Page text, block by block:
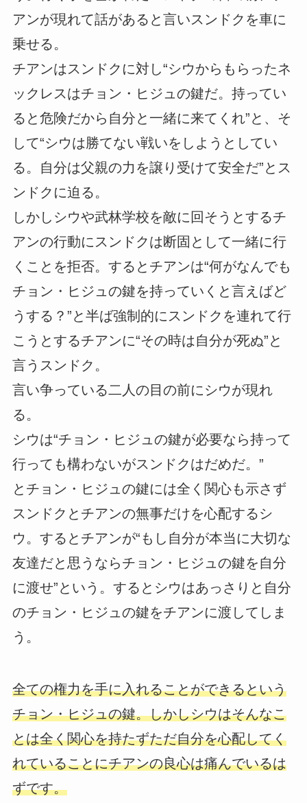
アンが現れて話があると言いスンドクを車に
乗せる。
チアンはスンドクに対し“シウからもらったネ
ックレスはチョン・ヒジュの鍵だ。持ってい
ると危険だから自分と一緒に来てくれ”と、そ
して“シウは勝てない戦いをしようとしてい
る。自分は父親の力を譲り受けて安全だ”とス
ンドクに迫る。
しかしシウや武林学校を敵に回そうとするチ
アンの行動にスンドクは断固として一緒に行
くことを拒否。するとチアンは“何がなんでも
チョン・ヒジュの鍵を持っていくと言えばど
うする？”と半ば強制的にスンドクを連れて行
こうとするチアンに“その時は自分が死ぬ”と
言うスンドク。
言い争っている二人の目の前にシウが現れ
る。
シウは“チョン・ヒジュの鍵が必要なら持って
行っても構わないがスンドクはだめだ。”
とチョン・ヒジュの鍵には全く関心も示さず
スンドクとチアンの無事だけを心配するシ
ウ。するとチアンが“もし自分が本当に大切な
友達だと思うならチョン・ヒジュの鍵を自分
に渡せ”という。するとシウはあっさりと自分
のチョン・ヒジュの鍵をチアンに渡してしま
う。
全ての権力を手に入れることができるという
チョン・ヒジュの鍵。しかしシウはそんなこ
とは全く関心を持たずただ自分を心配してく
れていることにチアンの良心は痛んでいるは
ずです。